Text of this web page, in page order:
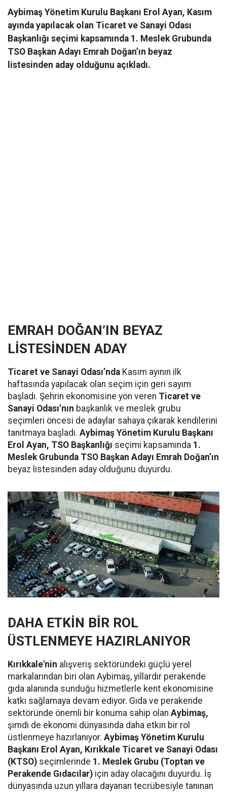
Aybimaş Yönetim Kurulu Başkanı Erol Ayan, Kasım
ayında yapılacak olan Ticaret ve Sanayi Odası
Başkanlığı seçimi kapsamında 1. Meslek Grubunda
TSO Başkan Adayı Emrah Doğan’ın beyaz
listesinden aday olduğunu açıkladı.
EMRAH DOĞAN’IN BEYAZ
LİSTESİNDEN ADAY
Ticaret ve Sanayi Odası’nda Kasım ayının ilk
haftasında yapılacak olan seçim için geri sayım
başladı. Şehrin ekonomisine yön veren Ticaret ve
Sanayi Odası’nın başkanlık ve meslek grubu
seçimleri öncesi de adaylar sahaya çıkarak kendilerini
tanıtmaya başladı. Aybimaş Yönetim Kurulu Başkanı
Erol Ayan, TSO Başkanlığı seçimi kapsamında 1.
Meslek Grubunda TSO Başkan Adayı Emrah Doğan’ın
beyaz listesinden aday olduğunu duyurdu.
DAHA ETKİN BİR ROL
ÜSTLENMEYE HAZIRLANIYOR
Kırıkkale'nin alışveriş sektöründeki güçlü yerel
markalarından biri olan Aybimaş, yıllardır perakende
gıda alanında sunduğu hizmetlerle kent ekonomisine
katkı sağlamaya devam ediyor. Gıda ve perakende
sektöründe önemli bir konuma sahip olan Aybimaş,
şimdi de ekonomi dünyasında daha etkin bir rol
üstlenmeye hazırlanıyor. Aybimaş Yönetim Kurulu
Başkanı Erol Ayan, Kırıkkale Ticaret ve Sanayi Odası
(KTSO) seçimlerinde 1. Meslek Grubu (Toptan ve
Perakende Gıdacılar) için aday olacağını duyurdu. İş
dünyasında uzun yıllara dayanan tecrübesiyle tanınan